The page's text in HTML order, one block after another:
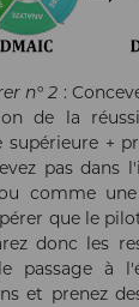
n° 2 :
de la
supérieure +
pas dans
comme
que le
donc les
passage à
et prenez